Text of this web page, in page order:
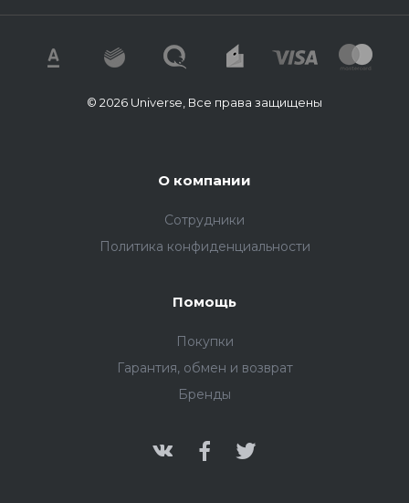
© 2026 Universe, Все права защищены
О компании
Сотрудники
Политика конфиденциальности
Помощь
Покупки
Гарантия, обмен и возврат
Бренды